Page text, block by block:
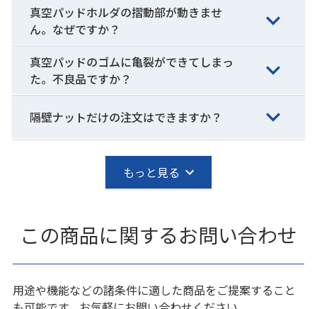
真空パッドホルダの摺動部が動きませ
ん。なぜですか？
真空パッドのゴムに亀裂ができてしまっ
た。不良品ですか？
隔壁ナットだけの注文はできますか？
もっと見る
この商品に関するお問い合わせ
用途や機能などの諸条件に適した商品をご提案すること